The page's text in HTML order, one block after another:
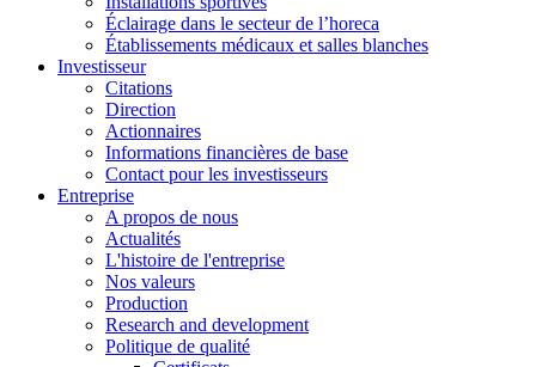
Éclairage dans le secteur de l’horeca
Établissements médicaux et salles blanches
Investisseur
Citations
Direction
Actionnaires
Informations financières de base
Contact pour les investisseurs
Entreprise
A propos de nous
Actualités
L'histoire de l'entreprise
Nos valeurs
Production
Research and development
Politique de qualité